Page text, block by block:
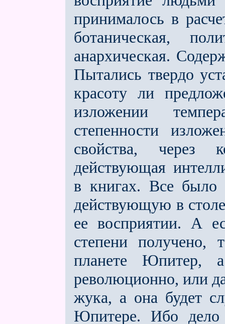
принималось в
ботаническая,
анархическая.
Пытались твердо
красоту ли
изложении
степенности
свойства, через
действующая
в книгах. Все было
действующую в
ее восприятии. А
степени получено,
планете Юпитер,
революцион­но, или
жука, а она будет
Юпитере. Ибо дело